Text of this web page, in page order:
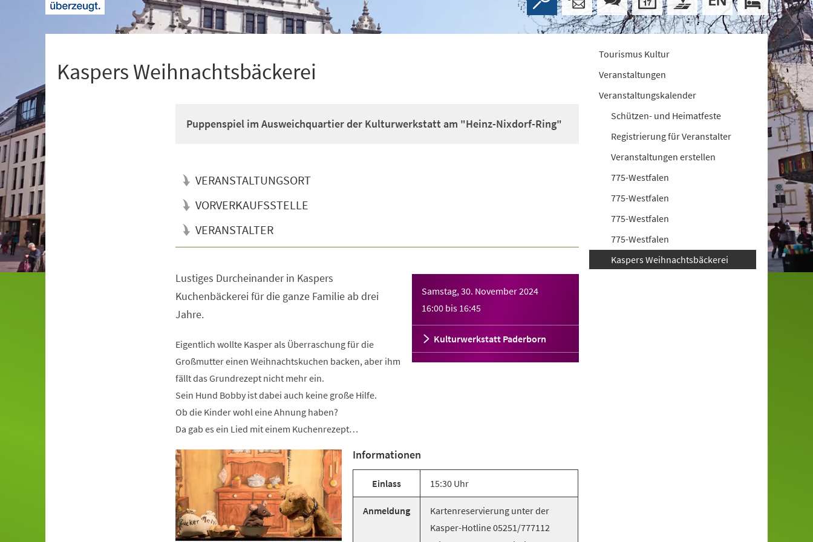
Kaspers Weihnachtsbäckerei
Puppenspiel im Ausweichquartier der Kulturwerkstatt am "Heinz-Nixdorf-Ring"
VERANSTALTUNGSORT
VORVERKAUFSSTELLE
VERANSTALTER
Samstag, 30. November 2024
16:00 bis 16:45
Kulturwerkstatt Paderborn
Lustiges Durcheinander in Kaspers
Kuchenbäckerei für die ganze Familie ab drei
Jahre.
Eigentlich wollte Kasper als Überraschung für die
Großmutter einen Weihnachtskuchen backen, aber ihm
fällt das Grundrezept nicht mehr ein.
Sein Hund Bobby ist dabei auch keine große Hilfe.
Ob die Kinder wohl eine Ahnung haben?
Da gab es ein Lied mit einem Kuchenrezept…
Informationen
Einlass 15:30 Uhr
Anmeldung
Kartenreservierung unter der
Kasper-Hotline 05251/777112
Tourismus Kultur
Veranstaltungen
Veranstaltungskalender
Schützen- und Heimatfeste
Registrierung für Veranstalter
Veranstaltungen erstellen
775-Westfalen
775-Westfalen
775-Westfalen
775-Westfalen
Kaspers Weihnachtsbäckerei